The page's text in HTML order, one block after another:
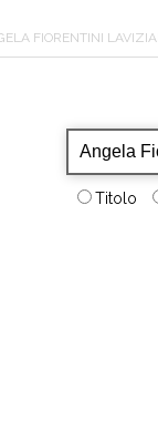
FIORENTINI
Titolo